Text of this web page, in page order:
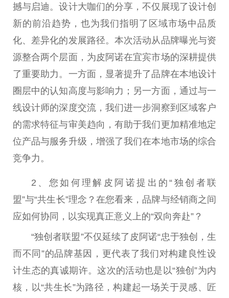
撼与启迪。设计大咖们的分享，不仅展现了设计创
新的前沿趋势，也为我们指明了区域市场中品质
化、差异化的发展路径。本次活动从品牌曝光与资
源整合两个层面，为皮阿诺在宜宾市场的深耕提供
了重要助力。一方面，显著提升了品牌在本地设计
圈层中的认知高度与影响力；另一方面，通过与一
线设计师的深度交流，我们进一步洞察到区域客户
的需求特征与审美趋向，有助于我们更加精准地定
位产品与服务升级，增强了我们在本地市场的综合
竞争力。
2、您如何理解皮阿诺提出的“独创者联
盟”与“共生长”理念？在您看来，品牌与经销商之间
应如何协同，以实现真正意义上的“双向奔赴”？
“独创者联盟”不仅延续了皮阿诺“忠于独创，生
而不同”的品牌基因，更代表了我们对构建良性设
计生态的真诚期许。这次的活动也是以“独创”为内
核，以“共生长”为路径，构建起一场关于灵感、匠